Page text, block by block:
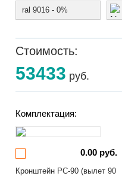
ral 9016 - 0%
Стоимость:
53433 руб.
Комплектация:
0.00 руб.
Кронштейн РС-90 (вылет 90